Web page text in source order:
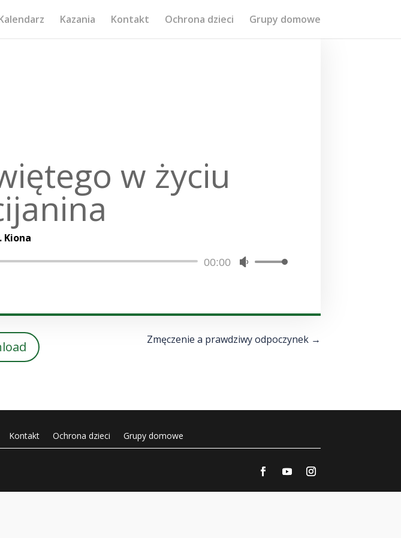
Kazania Kontakt Ochrona dzieci Grupy domowe
w życiu
Kiona
00:00
Używaj
aby
zwiększyć
Zmęczenie a prawdziwy odpoczynek→
Kontakt Ochrona dzieci Grupy domowe